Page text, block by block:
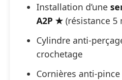
Installation d’une
A2P ★ (résistance 5
Cylindre anti-
crochetage
Cornières anti-